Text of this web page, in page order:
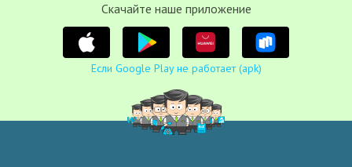
Cкачайте наше приложение
Если Google Play не работает (apk)